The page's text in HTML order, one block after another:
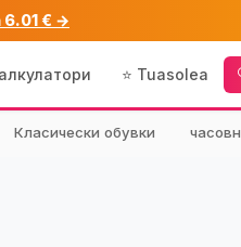
6.01 € →
⭐ Tuasolea
Класически обувки